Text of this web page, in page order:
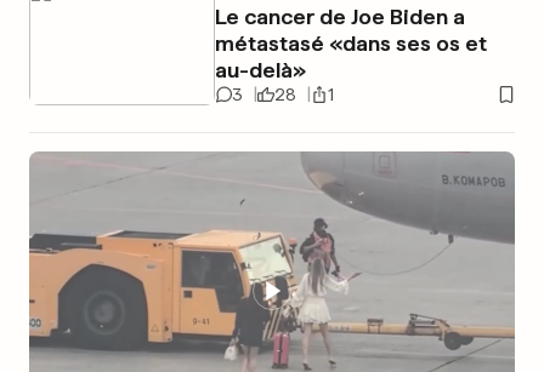
Le cancer de Joe Biden a
métastasé «dans ses os et
au-delà»
3 28 1